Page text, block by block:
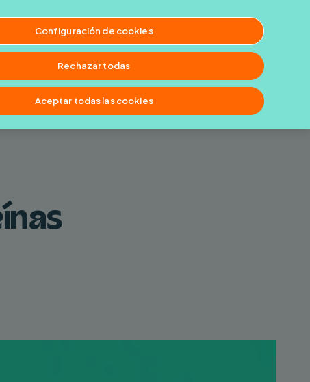
Configuración de cookies
Rechazar todas
Aceptar todas las cookies